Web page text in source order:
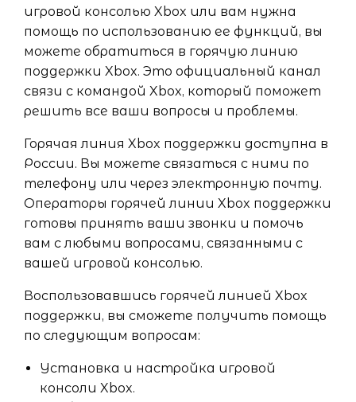
игровой консолью Xbox или вам нужна
помощь по использованию ее функций, вы
можете обратиться в горячую линию
поддержки Xbox. Это официальный канал
связи с командой Xbox, который поможет
решить все ваши вопросы и проблемы.
Горячая линия Xbox поддержки доступна в
России. Вы можете связаться с ними по
телефону или через электронную почту.
Операторы горячей линии Xbox поддержки
готовы принять ваши звонки и помочь
вам с любыми вопросами, связанными с
вашей игровой консолью.
Воспользовавшись горячей линией Xbox
поддержки, вы сможете получить помощь
по следующим вопросам:
Установка и настройка игровой
консоли Xbox.